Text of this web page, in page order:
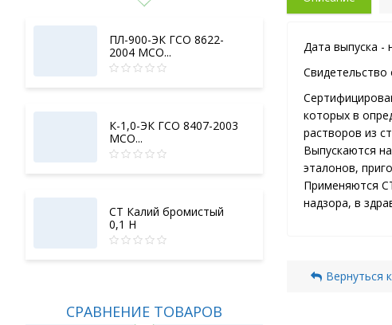
Дата выпуска -
Свидетельство
которых в
растворов из
Выпускаются
эталонов,
Применяются
надзора, в
Вернуться
ПЛ-900-ЭК ГСО 8622-
2004 МСО...
К-1,0-ЭК ГСО 8407-2003
МСО...
СТ Калий бромистый
0,1 Н
СРАВНЕНИЕ ТОВАРОВ